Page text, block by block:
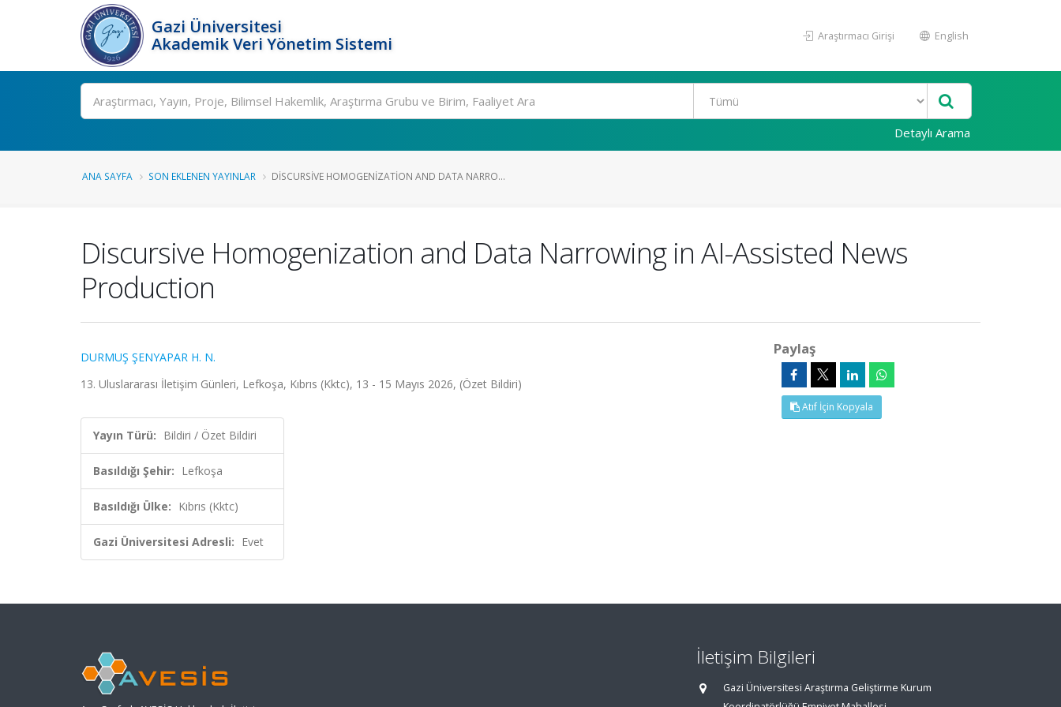
Gazi Üniversitesi
Akademik Veri Yönetim Sistemi
Araştırmacı Girişi English
Ara
Detaylı Arama
ANA SAYFA SON EKLENEN YAYINLAR DISCURSIVE HOMOGENIZATION AND DATA NARRO...
Discursive Homogenization and Data Narrowing in AI-Assisted News
Production
DURMUŞ ŞENYAPAR H. N.
13. Uluslararası İletişim Günleri, Lefkoşa, Kıbrıs (Kktc), 13 - 15 Mayıs 2026, (Özet Bildiri)
Yayın Türü: Bildiri / Özet Bildiri
Basıldığı Şehir: Lefkoşa
Basıldığı Ülke: Kıbrıs (Kktc)
Gazi Üniversitesi Adresli: Evet
Paylaş
Atıf İçin Kopyala
İletişim Bilgileri
Gazi Üniversitesi Araştırma Geliştirme Kurum